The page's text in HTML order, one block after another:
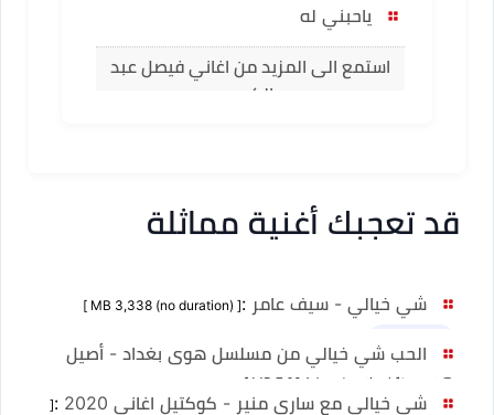
ياحبني له
استمع الى المزيد من اغاني فيصل عبد
الكريم
قد تعجبك أغنية مماثلة
شي خيالي - سيف عامر :
[ MB 3,338 (no duration) ]
الحب شي خيالي من مسلسل هوى بغداد - أصيل
هميم :
[ MB 7,634 (no duration) ]
شي خيالي مع ساري منير - كوكتيل اغاني 2020 :
[